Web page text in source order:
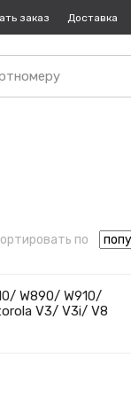
заказ Доставка
по
W890/ W910/
V3/ V3i/ V8